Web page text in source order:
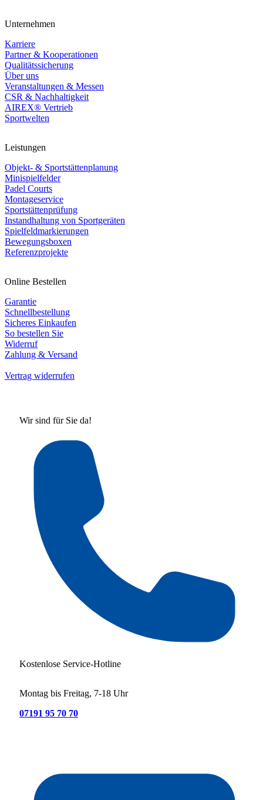
Unternehmen
Karriere
Partner & Kooperationen
Qualitätssicherung
Über uns
Veranstaltungen & Messen
CSR & Nachhaltigkeit
AIREX® Vertrieb
Sportwelten
Leistungen
Objekt- & Sportstättenplanung
Minispielfelder
Padel Courts
Montageservice
Sportstättenprüfung
Instandhaltung von Sportgeräten
Spielfeldmarkierungen
Bewegungsboxen
Referenzprojekte
Online Bestellen
Garantie
Schnellbestellung
Sicheres Einkaufen
So bestellen Sie
Widerruf
Zahlung & Versand
Vertrag widerrufen
Wir sind für Sie da!
Kostenlose Service-Hotline
Montag bis Freitag, 7-18 Uhr
07191 95 70 70